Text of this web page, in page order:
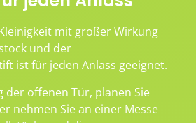
mit großer Wirkung
und der
ist für jeden Anlass geeignet.
der offenen Tür, planen Sie
nehmen Sie an einer Messe